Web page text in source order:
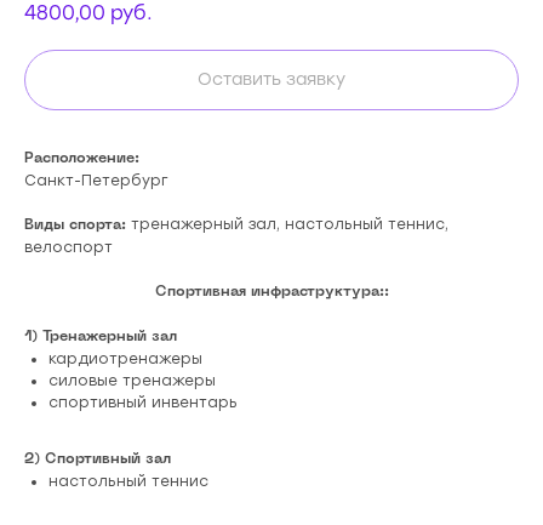
4800,00 руб.
Оставить заявку
Расположение:
Санкт-Петербург
Виды спорта: тренажерный зал, настольный теннис,
велоспорт
Спортивная инфраструктура::
1) Тренажерный зал
кардиотренажеры
силовые тренажеры
спортивный инвентарь
2) Спортивный зал
настольный теннис